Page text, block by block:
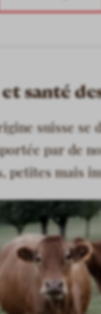
santé
suisse se
par de
petites mais